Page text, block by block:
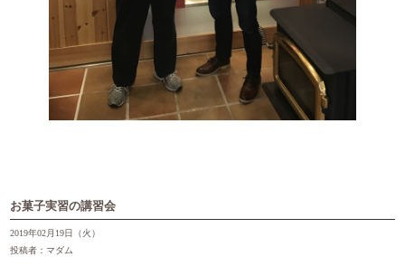
お菓子実習の講習会
2019年02月19日（火）
投稿者：マダム